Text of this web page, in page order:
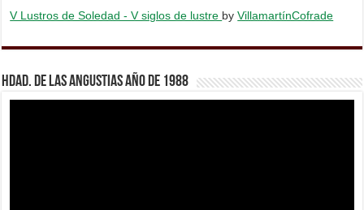
V Lustros de Soledad - V siglos de lustre byVillamartínCofrade
Hdad. de Las Angustias año de 1988